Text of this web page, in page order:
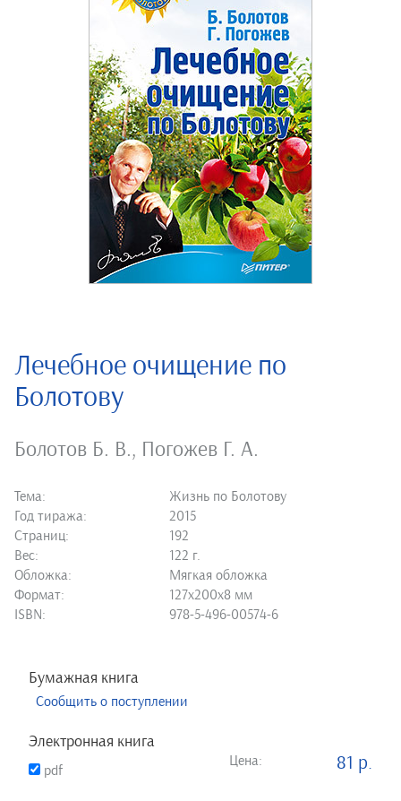
Лечебное очищение по
Болотову
Болотов Б. В., Погожев Г. А.
Тема:
Жизнь по Болотову
Год тиража:
2015
Страниц:
192
Вес:
122 г.
Обложка:
Мягкая обложка
Формат:
127х200х8 мм
ISBN:
978-5-496-00574-6
Бумажная книга
Сообщить о поступлении
Электронная книга
pdf
Цена: 81 р.